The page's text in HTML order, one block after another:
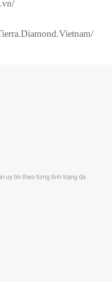
uy tín theo từng tình trạng da